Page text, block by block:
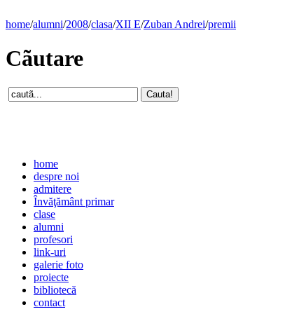
home/alumni/2008/clasa/XII E/Zuban Andrei/premii
Cãutare
home
despre noi
admitere
Învăţământ primar
clase
alumni
profesori
link-uri
galerie foto
proiecte
bibliotecă
contact